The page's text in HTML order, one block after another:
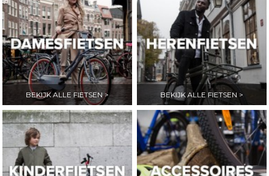
BEKIJK ALLE FIETSEN > BEKIJK ALLE FIETSEN >